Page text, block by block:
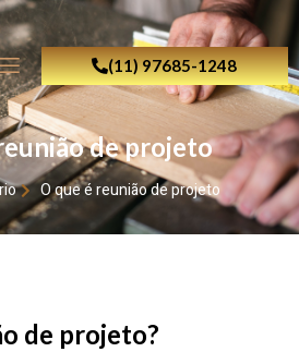
(11) 97685-1248
de projeto
O que é reunião de projeto
de projeto?